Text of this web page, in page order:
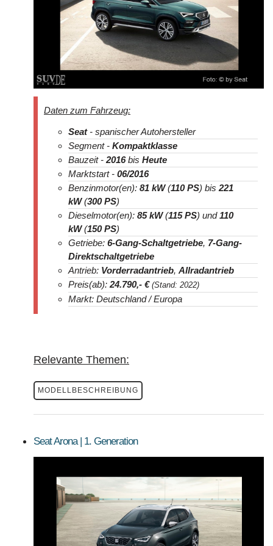
Daten zum Fahrzeug:
Seat- spanischer Autohersteller
Segment - Kompaktklasse
Bauzeit - 2016bis Heute
Marktstart - 06/2016
Benzinmotor(en): 81 kW(110 PS) bis 221
kW(300 PS)
Dieselmotor(en): 85 kW(115 PS) und110
kW(150 PS)
Getriebe: 6-Gang-Schaltgetriebe, 7-Gang-
Direktschaltgetriebe
Antrieb: Vorderradantrieb, Allradantrieb
Preis(ab): 24.790,- € (Stand: 2022)
Markt: Deutschland / Europa
Relevante Themen:
MODELLBESCHREIBUNG
Seat Arona | 1. Generation